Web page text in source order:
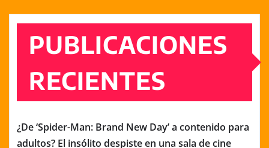
PUBLICACIONES
RECIENTES
¿De ‘Spider-Man: Brand New Day’ a contenido para
adultos? El insólito despiste en una sala de cine